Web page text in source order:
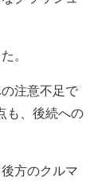
。
注意不足で
も、後続への
方のクルマ